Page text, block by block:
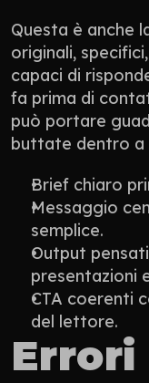
Questa è anche
originali,
capaci di
fa prima di
può portare
buttate dentro a
Brief chiaro
Messaggio
semplice.
Output
presentazioni
CTA coerenti
del lettore.